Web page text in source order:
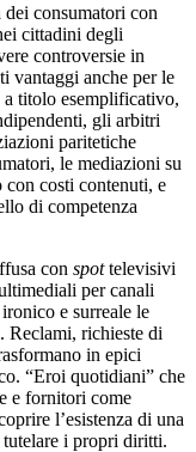
consumatori con
cittadini degli
controversie in
vantaggi anche per le
titolo esemplificativo,
gli arbitri
paritetiche
le mediazioni su
costi contenuti, e
di competenza
con spottelevisivi
per canali
e surreale le
Reclami, richieste di
in epici
“Eroi quotidiani” che
e fornitori come
l’esistenza di una
tutelare i propri diritti.